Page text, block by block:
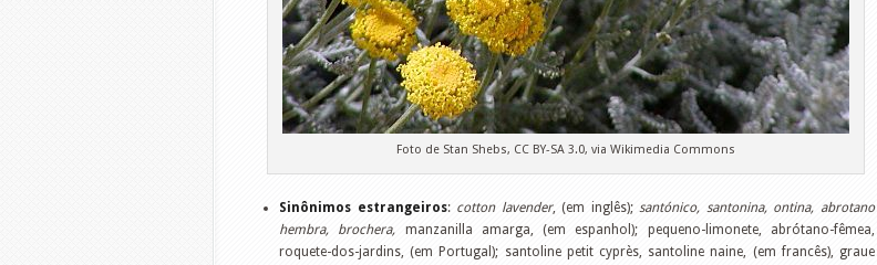
Foto de Stan Shebs, CC BY-SA 3.0, via Wikimedia Commons
Sinônimos estrangeiros: cotton lavender, (em inglês);santónico, santonina, ontina, abrotano
hembra,
brochera, manzanilla amarga, (em espanhol); pequeno-limonete, abrótano-fêmea,
roquete-dos-jardins, (em Portugal); santoline petit cyprès, santoline naine, (em francês), graue